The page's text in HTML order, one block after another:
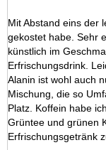
Mit Abstand eins der
gekostet habe. Sehr
künstlich im
Erfrischungsdrink.
Alanin ist wohl auch
Mischung, die so
Platz. Koffein habe
Grüntee und grünen
Erfrischungsgetränk